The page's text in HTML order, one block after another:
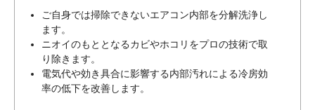
ご自身では掃除できないエアコン内部を分解洗浄し
ます。
ニオイのもととなるカビやホコリをプロの技術で取
り除きます。
電気代や効き具合に影響する内部汚れによる冷房効
率の低下を改善します。